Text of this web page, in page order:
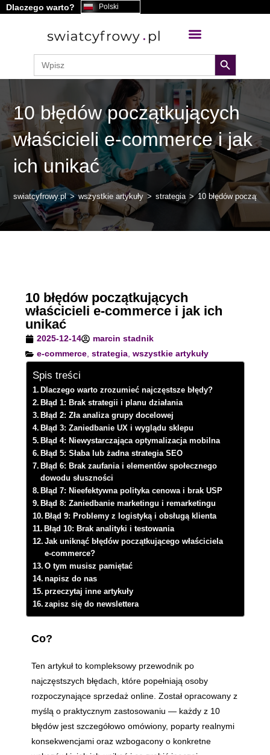
treści
Dlaczego warto? Polski
Search
for:
search button
10 błędów początkujących
właścicieli e-commerce i jak
ich unikać
swiatcyfrowy.pl > wszystkie artykuły > strategia > 10 błędów
10 błędów początkujących
właścicieli e-commerce i jak ich
unikać
2025-12-14
marcin stadnik
e-commerce ,strategia ,wszystkie artykuły
Spis treści
Dlaczego warto zrozumieć najczęstsze błędy?
Błąd 1: Brak strategii i planu działania
Błąd 2: Zła analiza grupy docelowej
Błąd 3: Zaniedbanie UX i wyglądu sklepu
Błąd 4: Niewystarczająca optymalizacja mobilna
Błąd 5: Słaba lub żadna strategia SEO
Błąd 6: Brak zaufania i elementów społecznego
dowodu słuszności
Błąd 7: Nieefektywna polityka cenowa i brak USP
Błąd 8: Zaniedbanie marketingu i remarketingu
Błąd 9: Problemy z logistyką i obsługą klienta
Błąd 10: Brak analityki i testowania
Jak uniknąć błędów początkującego właściciela
e-commerce?
O tym musisz pamiętać
napisz do nas
przeczytaj inne artykuły
zapisz się do newslettera
Co?
Ten artykuł to kompleksowy przewodnik po
najczęstszych błędach, które popełniają osoby
rozpoczynające sprzedaż online. Został opracowany z
myślą o praktycznym zastosowaniu — każdy z 10
błędów jest szczegółowo omówiony, poparty realnymi
konsekwencjami oraz wzbogacony o konkretne